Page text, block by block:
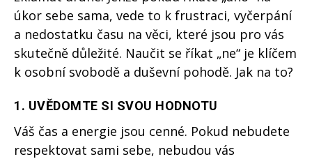
úkor sebe sama, vede to k frustraci, vyčerpání
a nedostatku času na věci, které jsou pro vás
skutečně důležité. Naučit se říkat „ne“ je klíčem
k osobní svobodě a duševní pohodě. Jak na to?
1. UVĚDOMTE SI SVOU HODNOTU
Váš čas a energie jsou cenné. Pokud nebudete
respektovat sami sebe, nebudou vás